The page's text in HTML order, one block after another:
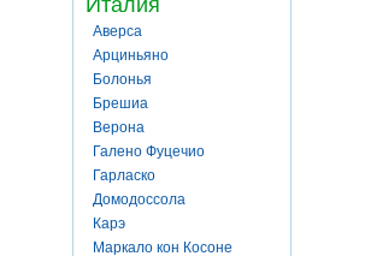
Италия
Аверса
Арциньяно
Болонья
Брешиа
Верона
Галено Фуцечио
Гарласко
Домодоссола
Карэ
Маркало кон Косоне